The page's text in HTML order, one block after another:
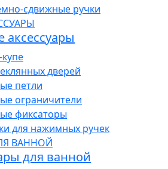
сдвижные ручки
аксессуары
дверей
петли
ограничители
фиксаторы
для нажимных ручек
ВАННОЙ
для ванной